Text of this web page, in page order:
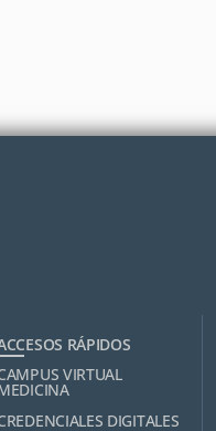
RÁPIDOS
VIRTUAL
DIGITALES